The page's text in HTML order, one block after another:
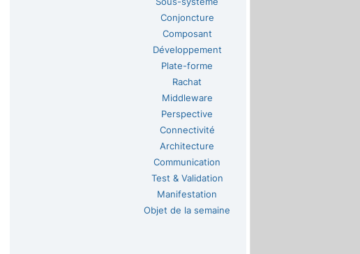
Conjoncture
Composant
Développement
Plate-forme
Rachat
Middleware
Perspective
Connectivité
Architecture
Communication
Test & Validation
Manifestation
Objet de la semaine